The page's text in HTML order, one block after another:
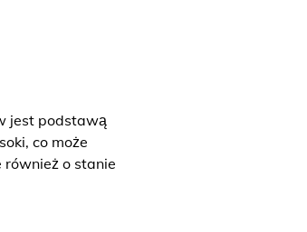
jest podstawą
co może
o stanie